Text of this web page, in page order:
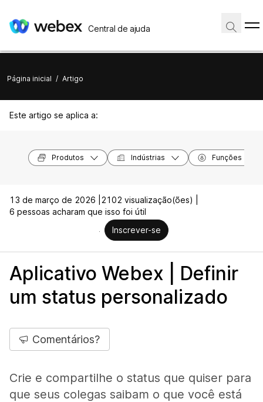
Central de ajuda
Página inicial / Artigo
Este artigo se aplica a:
Produtos Indústrias Funções
13 de março de 2026 |
2102 visualização(ões) |
6 pessoas acharam que isso foi útil
Inscrever-se
Aplicativo Webex | Definir
um status personalizado
Comentários?
Crie e compartilhe o status que quiser para
que seus colegas saibam o que você está